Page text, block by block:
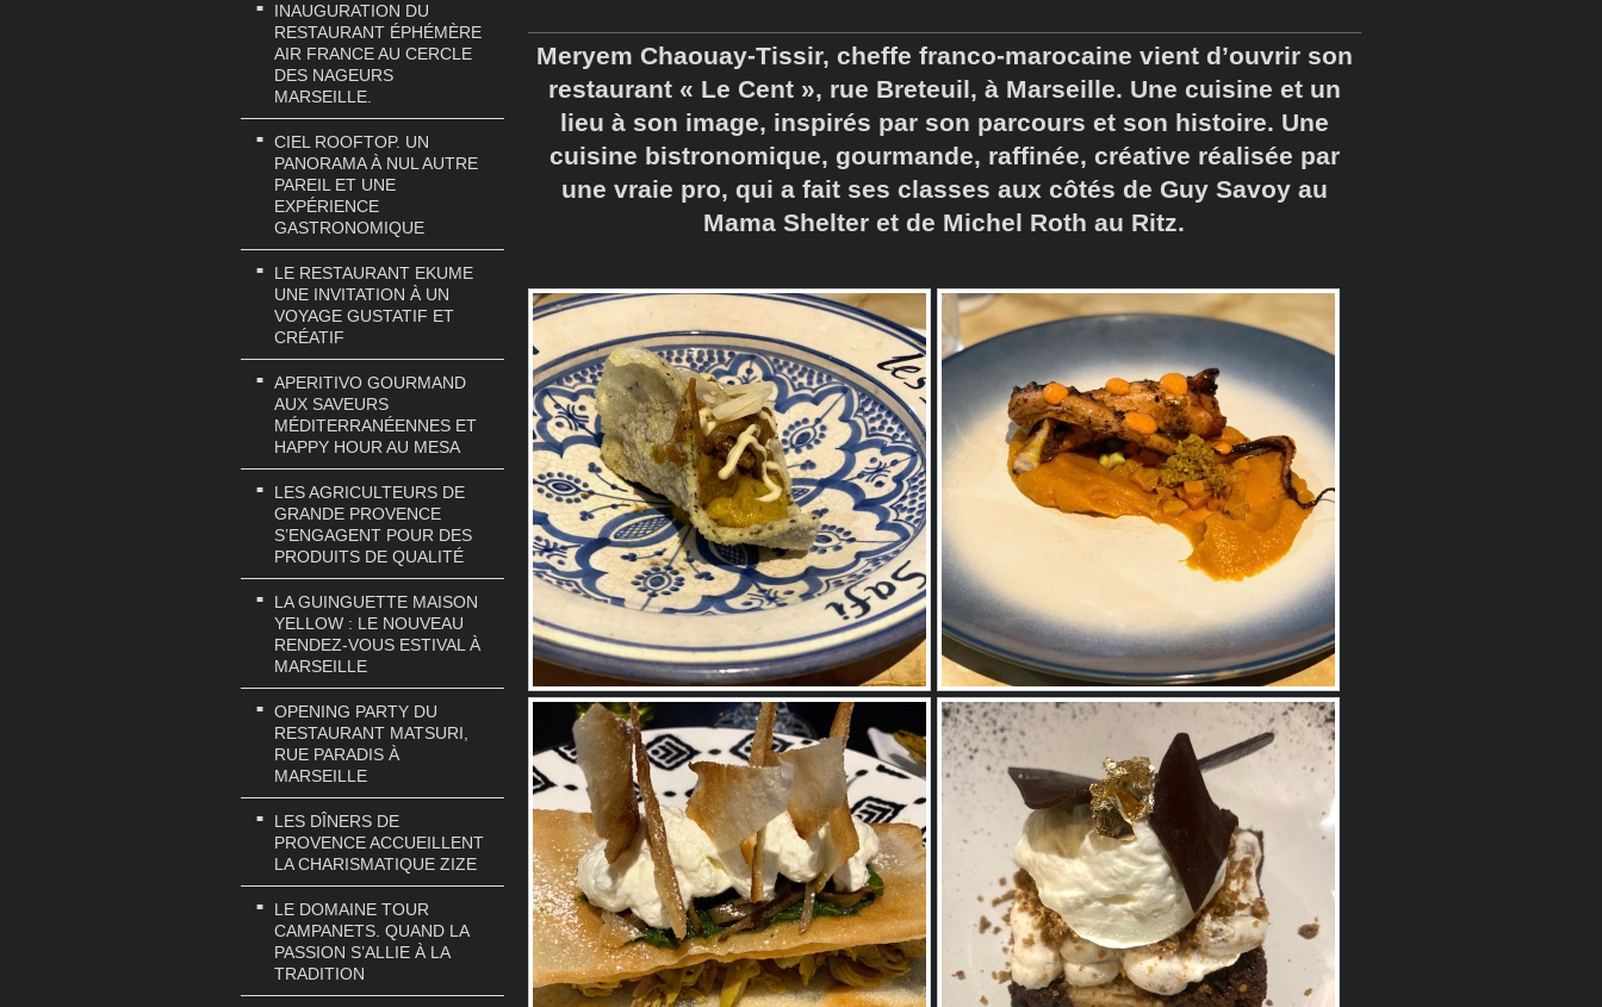
INAUGURATION DU
RESTAURANT ÉPHÉMÈRE
AIR FRANCE AU CERCLE
DES NAGEURS
MARSEILLE.
CIEL ROOFTOP. UN
PANORAMA À NUL AUTRE
PAREIL ET UNE
EXPÉRIENCE
GASTRONOMIQUE
LE RESTAURANT EKUME
UNE INVITATION À UN
VOYAGE GUSTATIF ET
CRÉATIF
APERITIVO GOURMAND
AUX SAVEURS
MÉDITERRANÉENNES ET
HAPPY HOUR AU MESA
LES AGRICULTEURS DE
GRANDE PROVENCE
S’ENGAGENT POUR DES
PRODUITS DE QUALITÉ
LA GUINGUETTE MAISON
YELLOW : LE NOUVEAU
RENDEZ-VOUS ESTIVAL À
MARSEILLE
OPENING PARTY DU
RESTAURANT MATSURI,
RUE PARADIS À
MARSEILLE
LES DÎNERS DE
PROVENCE ACCUEILLENT
LA CHARISMATIQUE ZIZE
LE DOMAINE TOUR
CAMPANETS. QUAND LA
PASSION S’ALLIE À LA
TRADITION
Meryem Chaouay-Tissir, cheffe franco-marocaine vient d’ouvrir son
restaurant « Le Cent », rue Breteuil, à Marseille. Une cuisine et un
lieu à son image, inspirés par son parcours et son histoire. Une
cuisine bistronomique, gourmande, raffinée, créative réalisée par
une vraie pro, qui a fait ses classes aux côtés de Guy Savoy au
Mama Shelter et de Michel Roth au Ritz.